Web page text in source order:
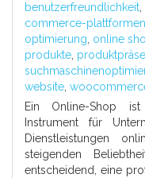
benutzerfreundlichkeit,
commerce-plattformen
optimierung, online
produkte,
website,
Ein Online-Shop
Instrument für
Dienstleistungen
steigenden
entscheidend, eine